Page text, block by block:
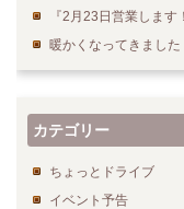
『2月23日営業しま
暖かくなってきました
カテゴリー
ちょっとドライブ
イベント予告